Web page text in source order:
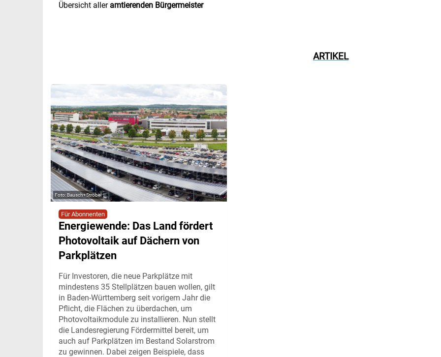
Übersicht aller amtierenden Bürgermeister
ARTIKEL
Bausch+Ströbel
Für Abonnenten
Energiewende: Das Land fördert
Photovoltaik auf Dächern von
Parkplätzen
Für Investoren, die neue Parkplätze mit
mindestens 35 Stellplätzen bauen wollen, gilt
in Baden-Württemberg seit vorigem Jahr die
Pflicht, die Flächen zu überdachen, um
Photovoltaikmodule zu installieren. Nun stellt
die Landesregierung Fördermittel bereit, um
auch auf Parkplätzen im Bestand Solarstrom
zu gewinnen. Dabei zeigen Beispiele, dass